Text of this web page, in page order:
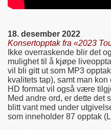
18. desember 2022
Konsertopptak fra «2023
Ikke overraskende blir det
mulighet til å kjøpe
vil bli gitt ut som MP3
kvalitets tap), samt man
HD format vil også være
Med andre ord, er dette det
blitt vant med under
som inneholder 87 opptak